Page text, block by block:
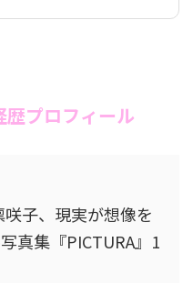
プロフィール
子、現実が想像を
真集『PICTURA』1